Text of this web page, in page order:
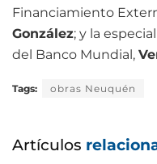
Financiamiento
González; y la
del Banco Mundial,
Tags: obras Neuquén
Artículos